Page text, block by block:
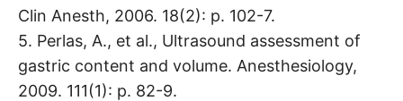
Clin Anesth, 2006. 18(2): p. 102-7.
5. Perlas, A., et al., Ultrasound assessment of
gastric content and volume. Anesthesiology,
2009. 111(1): p. 82-9.